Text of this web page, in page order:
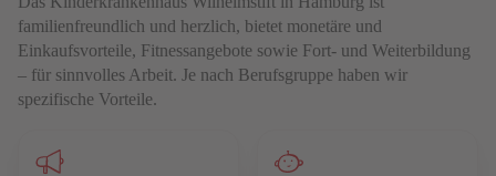
familienfreundlich und herzlich, bietet monetäre und
Einkaufsvorteile, Fitnessangebote sowie Fort- und Weiterbildung
– für sinnvolles Arbeit. Je nach Berufsgruppe haben wir
spezifische Vorteile.